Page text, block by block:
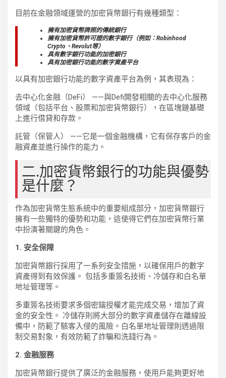
目前在金融領域運營的加密貨幣銀行有幾種類型：
擁有加密貨幣牌照的傳統銀行
擁有加密貨幣許可證的數字銀行（例如：Robinhood
Crypto、Revolut等）
具有數字銀行功能的加密銀行
具有加密銀行功能的數字資產平台
以具有加密銀行功能的數字資產平台為例，其表現為：
去中心化金融（DeFi） ——與Defi開發相關的去中心化服務
領域（包括平台、股票和加密貨幣銀行），在區塊鏈基礎
上進行借貸和存款。
託管（保管人） ——它是一個金融機構，它有保存客戶的金
融資產並進行操作的能力。
二.加密貨幣銀行的功能與優勢
是什麼？
作為加密貨幣生態系統中的重要組成部分，加密貨幣銀行
擁有一些獨特的優勢和功能，這使得它們在加密貨幣行業
中扮演著關鍵的角色。
1. 安全保障
加密貨幣銀行採用了一系列安全措施，以確保用戶的數字
資產得到有效保護。 包括多重簽名技術、冷儲存和白名單
地址管理等。
多重簽名技術要求多個密鑰授權才能完成交易，增加了資
金的安全性。 冷儲存則將大部分的數字資產儲存在離線設
備中，防範了駭客入侵的風險。白名單地址管理則透過限
制交易對象，有效防範了詐騙和洗錢行為。
2. 金融服務
加密貨幣銀行提供了廣泛的金融服務，使用戶能夠更好地